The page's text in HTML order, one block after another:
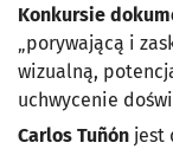
Konkursie
„porywającą i
wizualną,
uchwycenie
Carlos Tuñón jest